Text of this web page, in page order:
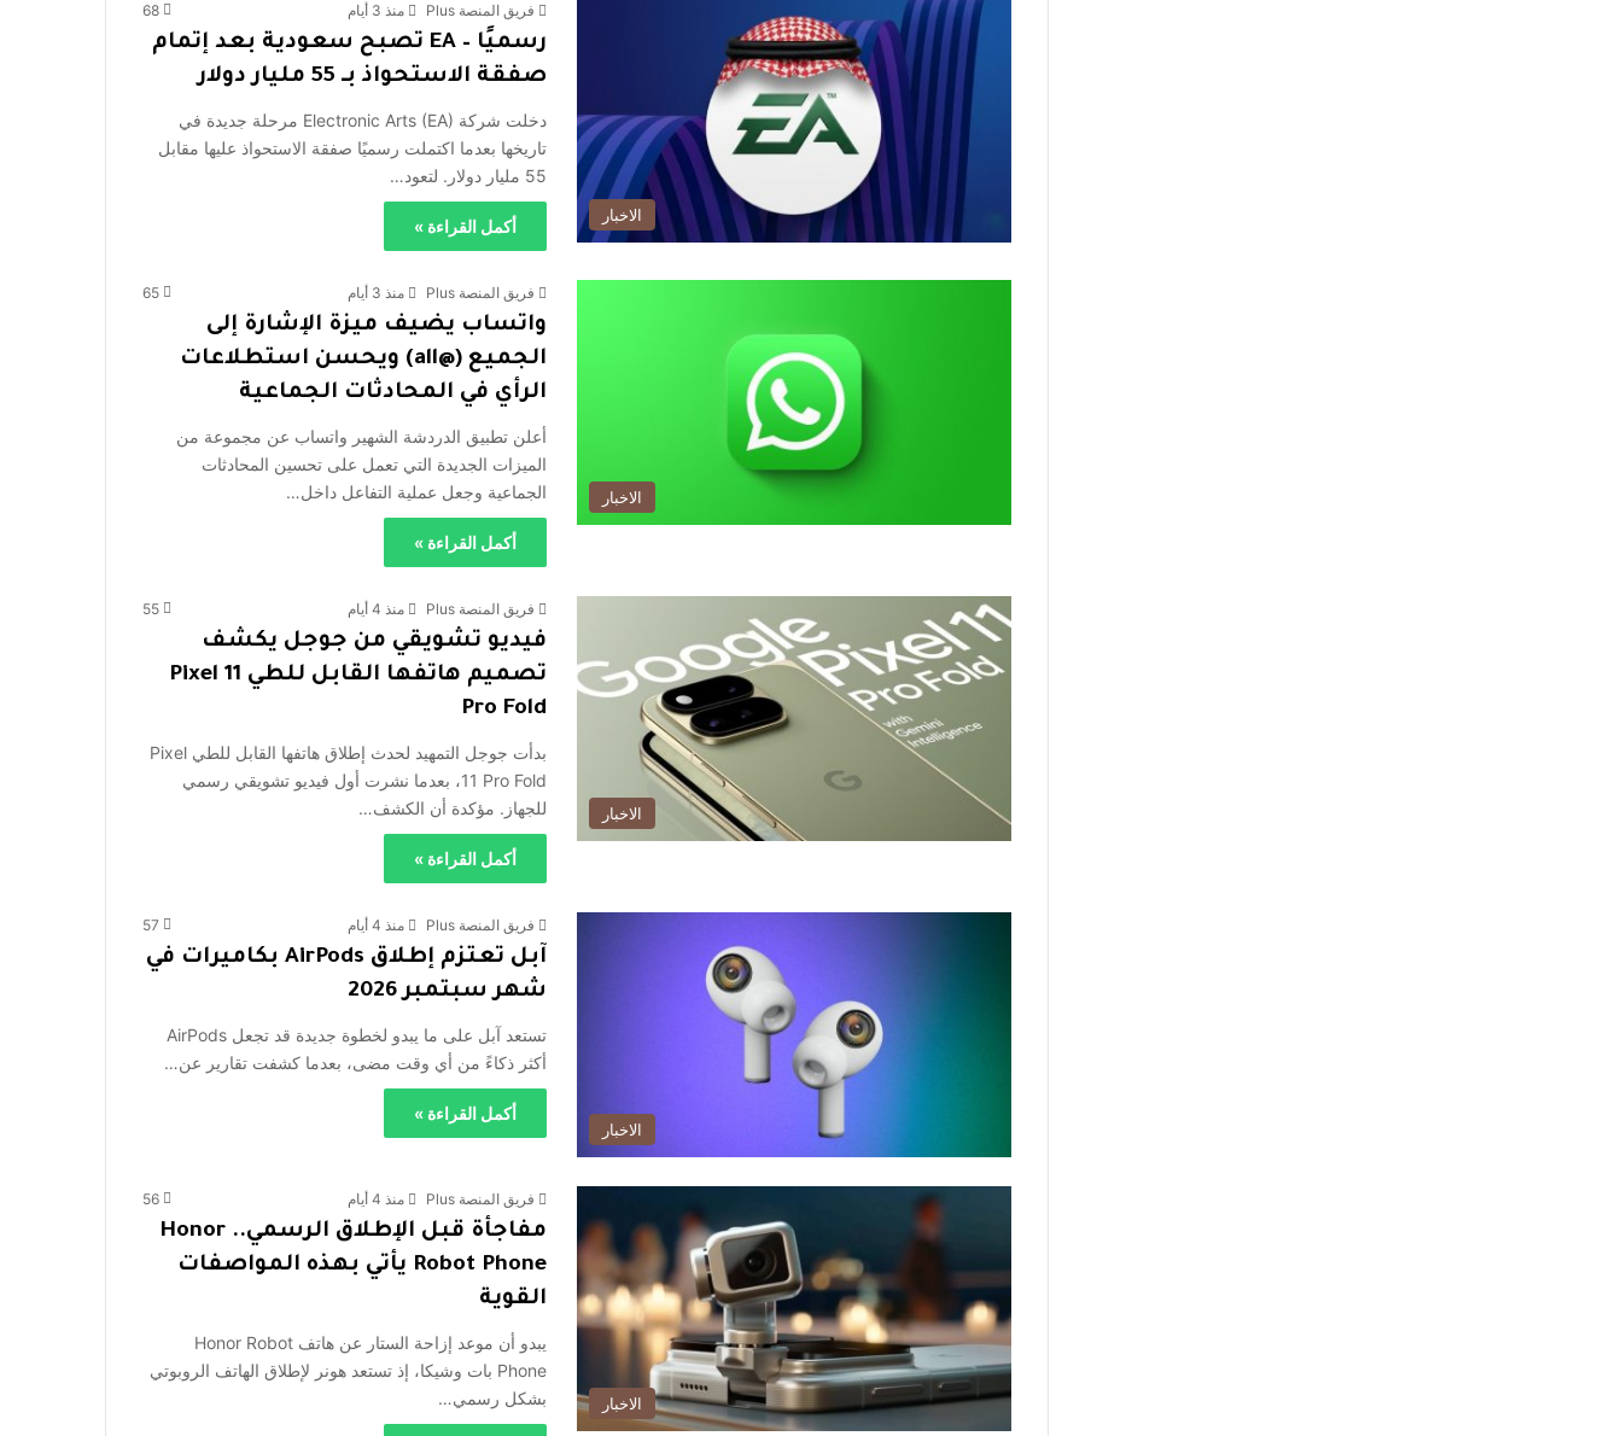
الاخبار
فريق المنصة Plus منذ 3 أيام 68
رسميًا – EA تصبح سعودية بعد إتمام
صفقة الاستحواذ بـ 55 مليار دولار
دخلت شركة Electronic Arts (EA) مرحلة جديدة في
تاريخها بعدما اكتملت رسميًا صفقة الاستحواذ عليها مقابل
55 مليار دولار. لتعود…
أكمل القراءة »
الاخبار
فريق المنصة Plus منذ 3 أيام 65
واتساب يضيف ميزة الإشارة إلى
الجميع (@all) ويحسن استطلاعات
الرأي في المحادثات الجماعية
أعلن تطبيق الدردشة الشهير واتساب عن مجموعة من
الميزات الجديدة التي تعمل على تحسين المحادثات
الجماعية وجعل عملية التفاعل داخل…
أكمل القراءة »
الاخبار
فريق المنصة Plus منذ 4 أيام 55
فيديو تشويقي من جوجل يكشف
تصميم هاتفها القابل للطي Pixel 11
Pro Fold
بدأت جوجل التمهيد لحدث إطلاق هاتفها القابل للطي Pixel
11 Pro Fold، بعدما نشرت أول فيديو تشويقي رسمي
للجهاز. مؤكدة أن الكشف…
أكمل القراءة »
الاخبار
فريق المنصة Plus منذ 4 أيام 57
آبل تعتزم إطلاق AirPods بكاميرات في
شهر سبتمبر 2026
تستعد آبل على ما يبدو لخطوة جديدة قد تجعل AirPods
أكثر ذكاءً من أي وقت مضى، بعدما كشفت تقارير عن…
أكمل القراءة »
الاخبار
فريق المنصة Plus منذ 4 أيام 56
مفاجأة قبل الإطلاق الرسمي.. Honor
Robot Phone يأتي بهذه المواصفات
القوية
يبدو أن موعد إزاحة الستار عن هاتف Honor Robot
Phone بات وشيكا، إذ تستعد هونر لإطلاق الهاتف الروبوتي
بشكل رسمي…